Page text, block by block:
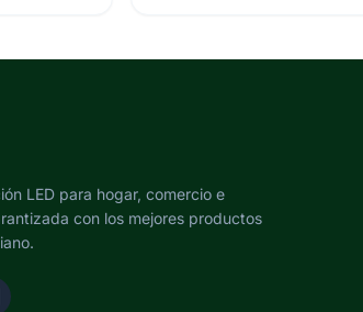
LED para hogar, comercio e
con los mejores productos